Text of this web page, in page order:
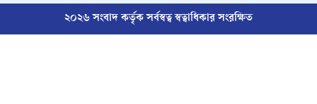
২০২৬ সংবাদ কর্তৃক সর্বস্বত্ব স্বত্বাধিকার সংরক্ষিত